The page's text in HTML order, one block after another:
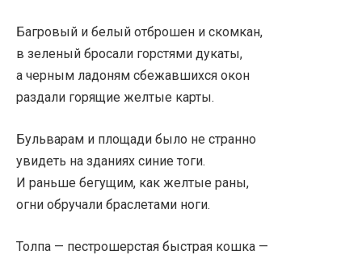
Багровый и белый отброшен и скомкан,
в зеленый бросали горстями дукаты,
а черным ладоням сбежавшихся окон
раздали горящие желтые карты.
Бульварам и площади было не странно
увидеть на зданиях синие тоги.
И раньше бегущим, как желтые раны,
огни обручали браслетами ноги.
Толпа — пестрошерстая быстрая кошка —